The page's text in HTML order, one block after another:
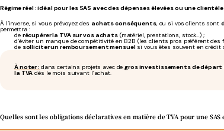
Régime réel : idéal pour les SAS avec des dépenses élevées ou une
À l’inverse, si vous prévoyez des achats conséquents, ou si vos clients sont
permettra :
de récupérer la TVA sur vos achats(matériel, prestations, stock…) ;
d’éviter un manque de compétitivité en B2B (les clients pros préfèrent des
de solliciter un remboursement mensuelsi vous êtes souvent en crédit
À noter : dans certains projets avec degros investissements de départ
la TVAdès le mois suivant l’achat.
Quelles sont les obligations déclaratives en matière de TVA pour une